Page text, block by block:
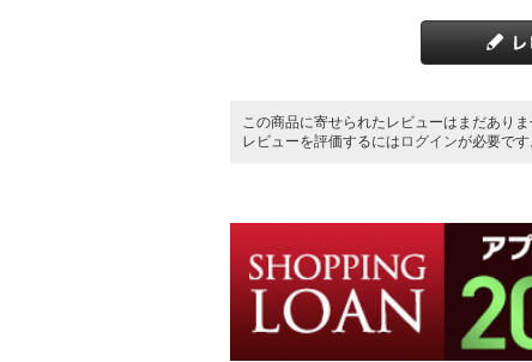
この商品に寄せられたレビューはまだありま
レビューを評価するには ログインが必要です